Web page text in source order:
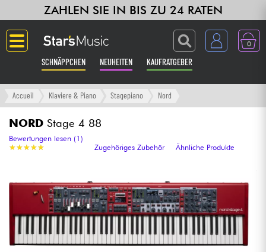
ZAHLEN SIE IN BIS ZU 24 RATEN
0
SCHNÄPPCHEN NEUHEITEN KAUFRATGEBER
Langue
Gitarre & Bass
Verstärker & Effekte
Klaviere & Piano
Synths & samplers
Studio
Accueil Klaviere & Piano Stagepiano Nord
NORD Stage 4 88
★★★★★
★★★★★
Bewertungen lesen (1)
Zugehöriges Zubehör
Ähnliche Produkte